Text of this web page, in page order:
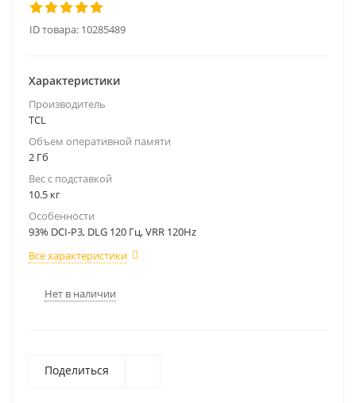
ID товара: 10285489
Характеристики
Производитель
TCL
Объем оперативной памяти
2 Гб
Вес с подставкой
10.5 кг
Особенности
93% DCI-P3, DLG 120 Гц, VRR 120Hz
Все характеристики
Нет в наличии
Поделиться